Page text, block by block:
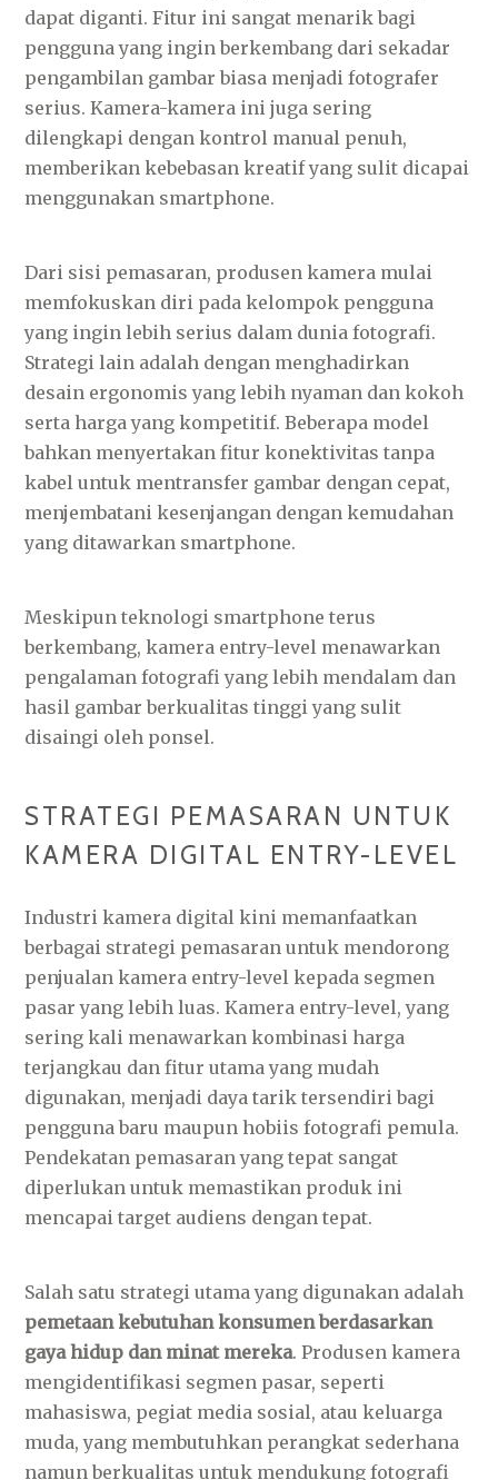
dapat diganti. Fitur ini sangat menarik bagi
pengguna yang ingin berkembang dari sekadar
pengambilan gambar biasa menjadi fotografer
serius. Kamera-kamera ini juga sering
dilengkapi dengan kontrol manual penuh,
memberikan kebebasan kreatif yang sulit dicapai
menggunakan smartphone.
Dari sisi pemasaran, produsen kamera mulai
memfokuskan diri pada kelompok pengguna
yang ingin lebih serius dalam dunia fotografi.
Strategi lain adalah dengan menghadirkan
desain ergonomis yang lebih nyaman dan kokoh
serta harga yang kompetitif. Beberapa model
bahkan menyertakan fitur konektivitas tanpa
kabel untuk mentransfer gambar dengan cepat,
menjembatani kesenjangan dengan kemudahan
yang ditawarkan smartphone.
Meskipun teknologi smartphone terus
berkembang, kamera entry-level menawarkan
pengalaman fotografi yang lebih mendalam dan
hasil gambar berkualitas tinggi yang sulit
disaingi oleh ponsel.
STRATEGI PEMASARAN UNTUK
KAMERA DIGITAL ENTRY-LEVEL
Industri kamera digital kini memanfaatkan
berbagai strategi pemasaran untuk mendorong
penjualan kamera entry-level kepada segmen
pasar yang lebih luas. Kamera entry-level, yang
sering kali menawarkan kombinasi harga
terjangkau dan fitur utama yang mudah
digunakan, menjadi daya tarik tersendiri bagi
pengguna baru maupun hobiis fotografi pemula.
Pendekatan pemasaran yang tepat sangat
diperlukan untuk memastikan produk ini
mencapai target audiens dengan tepat.
Salah satu strategi utama yang digunakan adalah
pemetaan kebutuhan konsumen berdasarkan
gaya hidup dan minat mereka. Produsen kamera
mengidentifikasi segmen pasar, seperti
mahasiswa, pegiat media sosial, atau keluarga
muda, yang membutuhkan perangkat sederhana
namun berkualitas untuk mendukung fotografi